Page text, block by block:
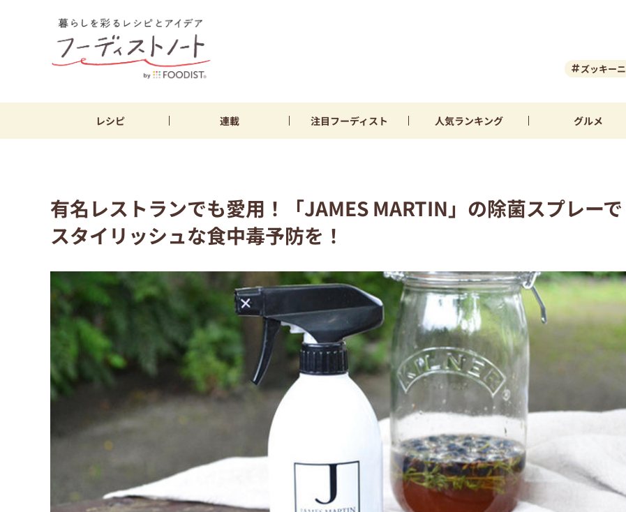
ズッキーニ
レシピ 連載 注目フーディスト 人気ランキング グルメ
有名レストランでも愛用！「JAMES MARTIN」の除菌スプレーで
スタイリッシュな食中毒予防を！